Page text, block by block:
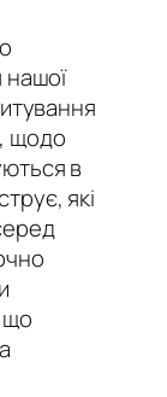
нашої
щодо
в
які
що